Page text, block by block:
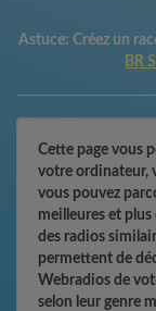
Astuce: Créez un
BR
Cette page vous
votre ordinateur,
vous pouvez
meilleures et
des radios
permettent de
Webradios de
selon leur genre